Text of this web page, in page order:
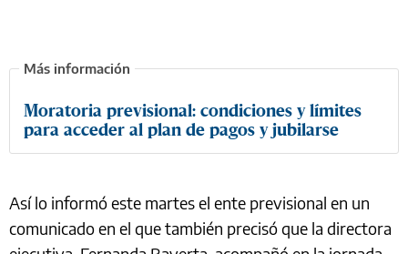
Moratoria previsional: condiciones y límites
para acceder al plan de pagos y jubilarse
Así lo informó este martes el ente previsional en un
comunicado en el que también precisó que la directora